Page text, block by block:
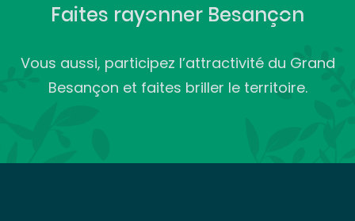
Faites rayonner Besançon
Vous aussi, participez l’attractivité du Grand
Besançon et faites briller le territoire.